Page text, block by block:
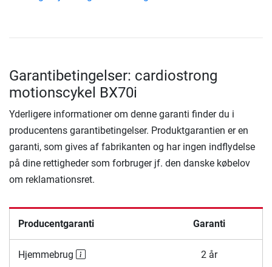
Garantibetingelser: cardiostrong
motionscykel BX70i
Yderligere informationer om denne garanti finder du i
producentens garantibetingelser. Produktgarantien er en
garanti, som gives af fabrikanten og har ingen indflydelse
på dine rettigheder som forbruger jf. den danske købelov
om reklamationsret.
Producentgaranti Garanti
Hjemmebrug 2 år